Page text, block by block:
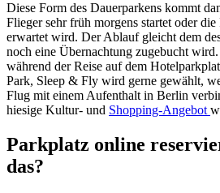
Diese Form des Dauerparkens kommt
Flieger sehr früh morgens startet oder
erwartet wird. Der Ablauf gleicht dem
noch eine Übernachtung zugebucht
während der Reise auf dem
Park, Sleep & Fly wird gerne gewählt,
Flug mit einem Aufenthalt in Berlin
hiesige Kultur- und Shopping-Angebot
Parkplatz online
das?